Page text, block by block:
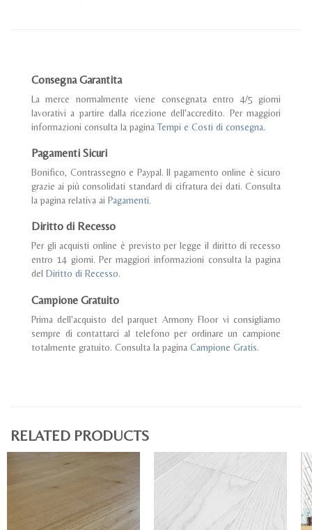
Consegna Garantita
La merce normalmente viene consegnata entro 4/5 giorni
lavorativi a partire dalla ricezione dell'accredito. Per maggiori
informazioni consulta la pagina Tempi e Costi di consegna.
Pagamenti Sicuri
Bonifico, Contrassegno e Paypal. Il pagamento online è sicuro
grazie ai più consolidati standard di cifratura dei dati. Consulta
la pagina relativa ai Pagamenti.
Diritto di Recesso
Per gli acquisti online è previsto per legge il diritto di recesso
entro 14 giorni. Per maggiori informazioni consulta la pagina
del Diritto di Recesso.
Campione Gratuito
Prima dell'acquisto del parquet Armony Floor vi consigliamo
sempre di contattarci al telefono per ordinare un campione
totalmente gratuito. Consulta la pagina Campione Gratis.
RELATED PRODUCTS